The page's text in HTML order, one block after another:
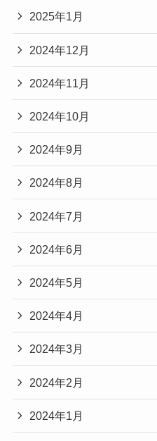
2025年1月
2024年12月
2024年11月
2024年10月
2024年9月
2024年8月
2024年7月
2024年6月
2024年5月
2024年4月
2024年3月
2024年2月
2024年1月